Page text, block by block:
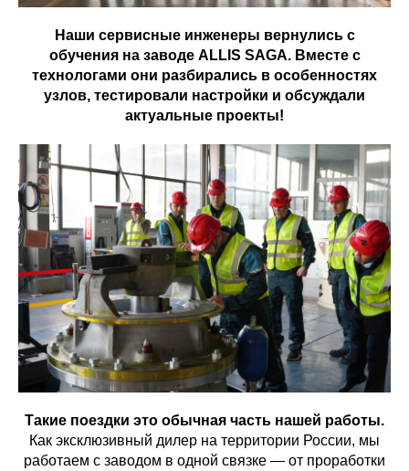
Наши сервисные инженеры вернулись с
обучения на заводе ALLIS SAGA. Вместе с
технологами они разбирались в особенностях
узлов, тестировали настройки и обсуждали
актуальные проекты!
Такие поездки это обычная часть нашей работы.
Как эксклюзивный дилер на территории России, мы
работаем с заводом в одной связке — от проработки